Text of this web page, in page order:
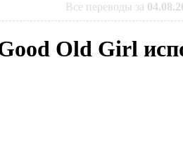
Все переводы за
Old Girl